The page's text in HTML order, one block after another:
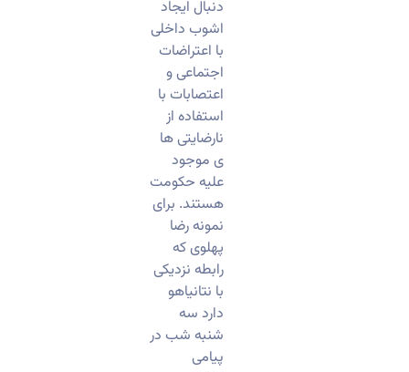
دنبال ایجاد
اشوب داخلی
با اعتراضات
اجتماعی و
اعتصابات با
استفاده از
نارضایتی ها
ی موجود
علیه حکومت
هستند. برای
نمونه رضا
پهلوی که
رابطه نزدیکی
با نتانیاهو
دارد سه
شنبه شب در
پیامی